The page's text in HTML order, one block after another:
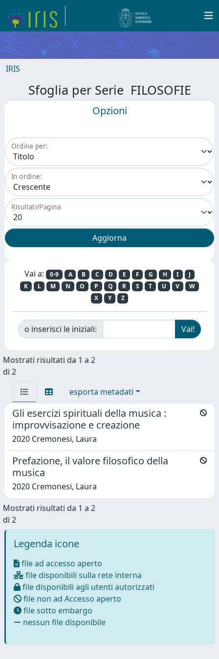
IRIS
Sfoglia per Serie FILOSOFIE
Opzioni
Ordina per:
In ordine:
Risultati/Pagina
Vai a: 0-9 A B C D E F G H I
J
K
L M N O P Q R S T U V
W
X
Y Z
o inserisci le iniziali:
Mostrati risultati da 1 a 2
di 2
esporta metadati
Gli esercizi spirituali della musica :
improvvisazione e creazione
2020 Cremonesi, Laura
Prefazione, il valore filosofico della
musica
2020 Cremonesi, Laura
Mostrati risultati da 1 a 2
di 2
Legenda icone
file ad accesso aperto
file disponibili sulla rete interna
file disponibili agli utenti autorizzati
file non ad Accesso aperto
file sotto embargo
nessun file disponibile